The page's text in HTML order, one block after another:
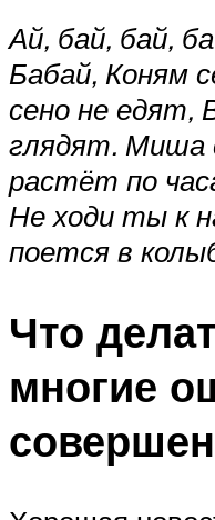
Ай, бай, бай,
Бабай, Коням
сено не едят,
глядят. Миша
растёт по
Не ходи ты к
поется в
Что
многие